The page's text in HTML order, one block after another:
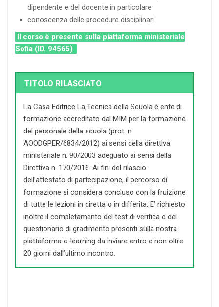
dipendente e del docente in particolare
conoscenza delle procedure disciplinari.
Il corso è presente sulla piattaforma ministeriale
Sofia (ID. 94565)
TITOLO RILASCIATO
La Casa Editrice La Tecnica della Scuola è ente di
formazione accreditato dal MIM per la formazione
del personale della scuola (prot. n.
AOODGPER/6834/2012) ai sensi della direttiva
ministeriale n. 90/2003 adeguato ai sensi della
Direttiva n. 170/2016. Ai fini del rilascio
dell’attestato di partecipazione, il percorso di
formazione si considera concluso con la fruizione
di tutte le lezioni in diretta o in differita. E’ richiesto
inoltre il completamento del test di verifica e del
questionario di gradimento presenti sulla nostra
piattaforma e-learning da inviare entro e non oltre
20 giorni dall’ultimo incontro.